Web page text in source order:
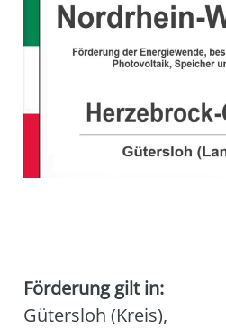
Förderung gilt in:
Gütersloh (Kreis),